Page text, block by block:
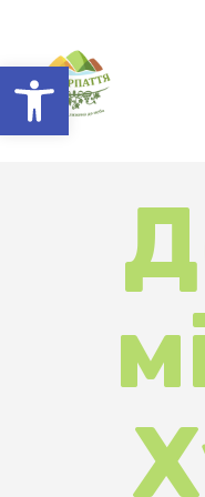
Відкрити Панель інструментів